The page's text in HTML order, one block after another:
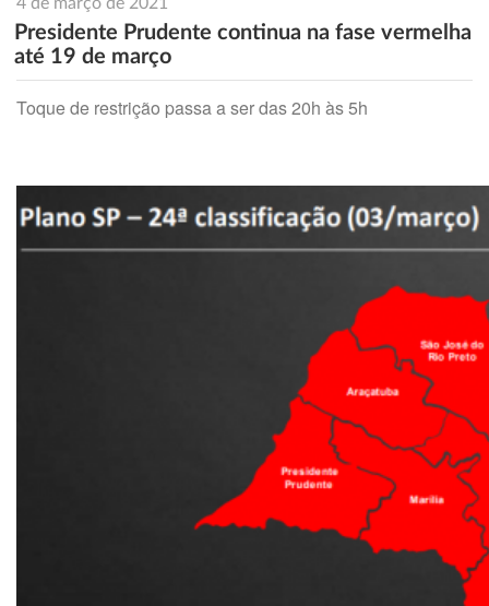
Presidente Prudente continua na fase vermelha
até 19 de março
Toque de restrição passa a ser das 20h às 5h